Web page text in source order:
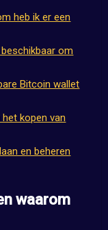
heb ik er een
om
Bitcoin wallet
kopen van
en beheren
waarom